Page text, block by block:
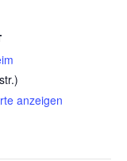
anzeigen